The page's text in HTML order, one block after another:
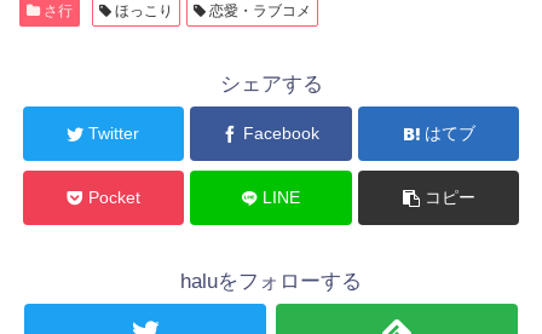
さ行 ほっこり 恋愛・ラブコメ
シェアする
Twitter Facebook はてブ
Pocket LINE コピー
haluをフォローする